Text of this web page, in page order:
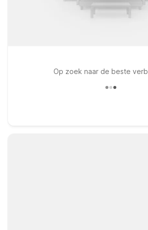
Op zoek naar de beste